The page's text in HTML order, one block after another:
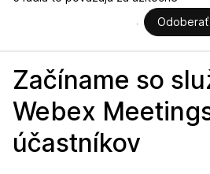
Odoberať
Začíname so
Webex
účastníkov